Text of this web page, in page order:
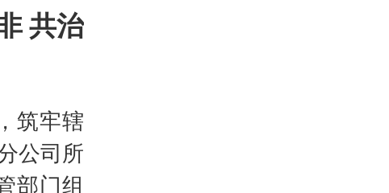
共治
筑牢辖
公司所
部门组